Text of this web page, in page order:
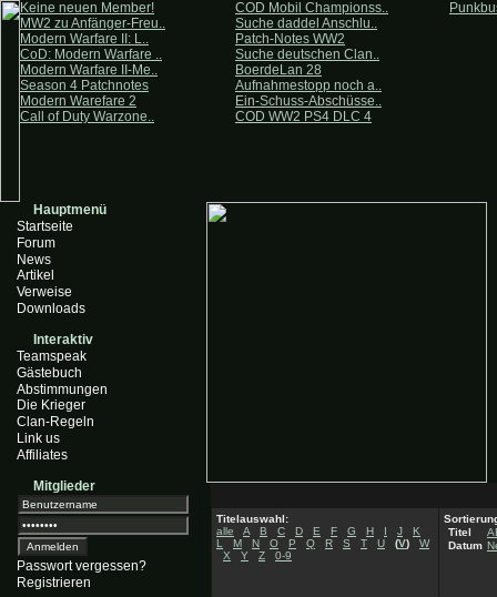
Keine neuen Member!
MW2 zu Anfänger-Freu..
Modern Warfare II: L..
CoD: Modern Warfare ..
Modern Warfare II-Me..
Season 4 Patchnotes
Modern Warefare 2
Call of Duty Warzone..
COD Mobil Championss..
Suche daddel Anschlu..
Patch-Notes WW2
Suche deutschen Clan..
BoerdeLan 28
Aufnahmestopp noch a..
Ein-Schuss-Abschüsse..
COD WW2 PS4 DLC 4
Hauptmenü
Startseite
Forum
News
Artikel
Verweise
Downloads
Interaktiv
Teamspeak
Gästebuch
Abstimmungen
Die Krieger
Clan-Regeln
Link us
Affiliates
Mitglieder
Passwort vergessen?
Registrieren
Titelauswahl:
alle
A B C D E F G H I J
K
L
M N O P Q R S T U (V)
W
X
Y Z 0-9
Titel
Datum